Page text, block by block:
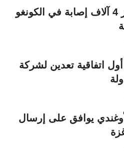
إيبولا يتجاوز 4 آلاف إصابة في الكونغو
اتفاقية تعدين لشركة
يوافق على إرسال